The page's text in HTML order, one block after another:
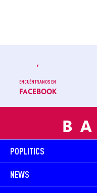
ENCUÉNTRANOS EN
FACEBOOK
POPLITICS
NEWS